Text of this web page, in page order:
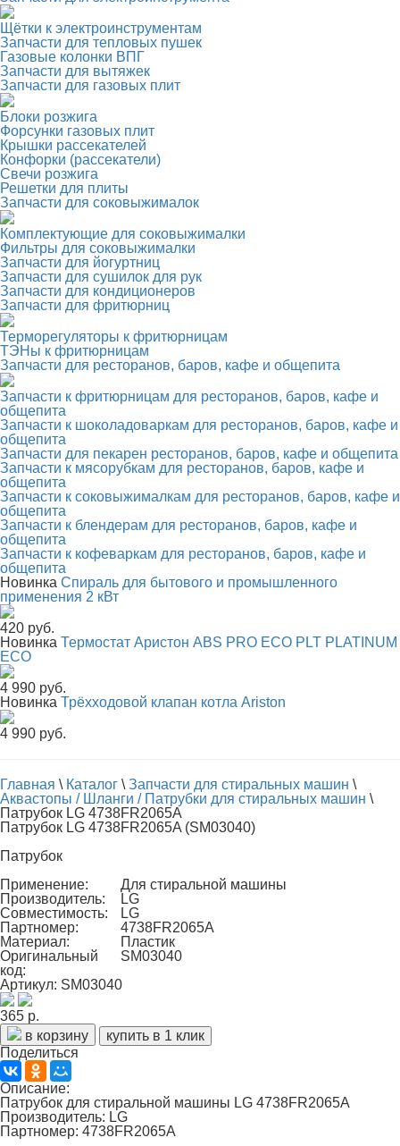
Щётки к электроинструментам
Запчасти для тепловых пушек
Газовые колонки ВПГ
Запчасти для вытяжек
Запчасти для газовых плит
Блоки розжига
Форсунки газовых плит
Крышки рассекателей
Конфорки (рассекатели)
Свечи розжига
Решетки для плиты
Запчасти для соковыжималок
Комплектующие для соковыжималки
Фильтры для соковыжималки
Запчасти для йогуртниц
Запчасти для сушилок для рук
Запчасти для кондиционеров
Запчасти для фритюрниц
Терморегуляторы к фритюрницам
ТЭНы к фритюрницам
Запчасти для ресторанов, баров, кафе и общепита
Запчасти к фритюрницам для ресторанов, баров, кафе и
общепита
Запчасти к шоколадоваркам для ресторанов, баров, кафе и
общепита
Запчасти для пекарен ресторанов, баров, кафе и общепита
Запчасти к мясорубкам для ресторанов, баров, кафе и
общепита
Запчасти к соковыжималкам для ресторанов, баров, кафе и
общепита
Запчасти к блендерам для ресторанов, баров, кафе и
общепита
Запчасти к кофеваркам для ресторанов, баров, кафе и
общепита
Новинка Спираль для бытового и промышленного
применения 2 кВт
420 руб.
Новинка Термостат Аристон ABS PRO ECO PLT PLATINUM
ECO
4 990 руб.
Новинка Трёхходовой клапан котла Ariston
4 990 руб.
Главная \ Каталог \ Запчасти для стиральных машин \
Аквастопы / Шланги / Патрубки для стиральных машин \
Патрубок LG 4738FR2065A
Патрубок LG 4738FR2065A (SM03040)
Патрубок
Применение:
Для стиральной машины
Производитель:
LG
Совместимость:
LG
Партномер:
4738FR2065A
Материал:
Пластик
Оригинальный
код:
SM03040
Артикул: SM03040
365 р.
в корзину
купить в 1 клик
Поделиться
Описание:
Патрубок для стиральной машины LG 4738FR2065A
Производитель: LG
Партномер: 4738FR2065A